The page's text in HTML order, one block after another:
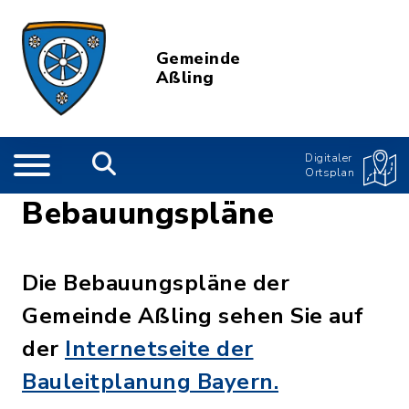
Gemeinde
Aßling
Digitaler
Ortsplan
Bebauungspläne
Die Bebauungspläne der
Gemeinde Aßling sehen Sie auf
der Internetseite der
Bauleitplanung Bayern.